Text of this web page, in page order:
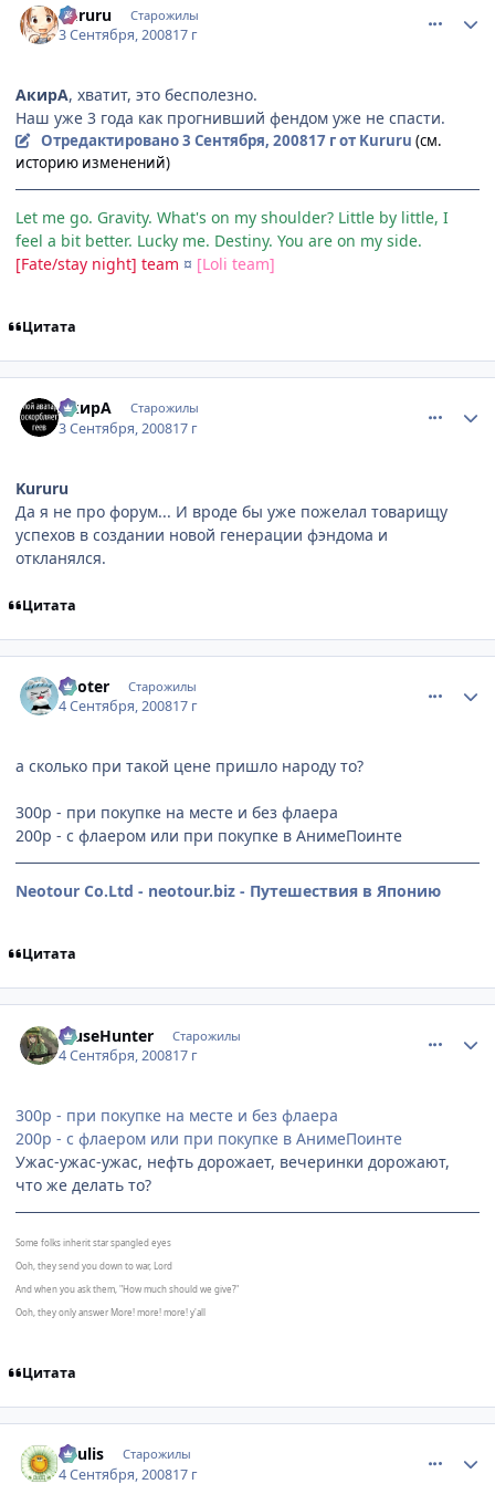
Kururu Старожилы
3 Сентября, 200817 г
АкирА, хватит, это бесполезно.
Наш уже 3 года как прогнивший фендом уже не спасти.
Отредактировано3 Сентября, 200817 гот Kururu (см.
историю изменений)
Let me go. Gravity. What's on my shoulder? Little by little, I
feel a bit better. Lucky me. Destiny. You are on my side.
[Fate/stay night] team ¤ [Loli team]
Цитата
АкирА Старожилы
3 Сентября, 200817 г
Kururu
Да я не про форум... И вроде бы уже пожелал товарищу
успехов в создании новой генерации фэндома и
откланялся.
Цитата
Looter Старожилы
4 Сентября, 200817 г
а сколько при такой цене пришло народу то?
300р - при покупке на месте и без флаера
200р - с флаером или при покупке в АнимеПоинте
Neotour Co.Ltd - neotour.biz - Путешествия в Японию
Цитата
MuseHunter Старожилы
4 Сентября, 200817 г
300р - при покупке на месте и без флаера
200р - с флаером или при покупке в АнимеПоинте
Ужас-ужас-ужас, нефть дорожает, вечеринки дорожают,
что же делать то?
Some folks inherit star spangled eyes
Ooh, they send you down to war, Lord
And when you ask them, "How much should we give?"
Ooh, they only answer More! more! more! y'all
Цитата
Soulis Старожилы
4 Сентября, 200817 г